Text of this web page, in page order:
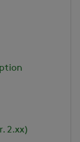
2.xx)